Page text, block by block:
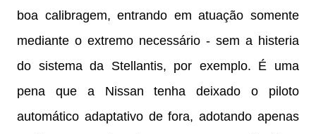
boa calibragem, entrando em atuação somente
mediante o extremo necessário - sem a histeria
do sistema da Stellantis, por exemplo. É uma
pena que a Nissan tenha deixado o piloto
automático adaptativo de fora, adotando apenas